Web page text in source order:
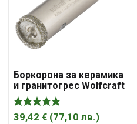
Боркорона за керамика
и гранитогрес Wolfcraft
с диамантена посипка с
цилиндрична опашка 68
мм, 45 мм
39,42 € (77,10 лв.)